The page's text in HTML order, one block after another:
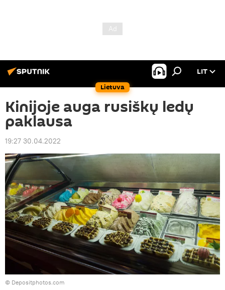
Lietuva
LIT
Kinijoje auga rusiškų ledų
paklausa
19:27 30.04.2022
© Depositphotos.com